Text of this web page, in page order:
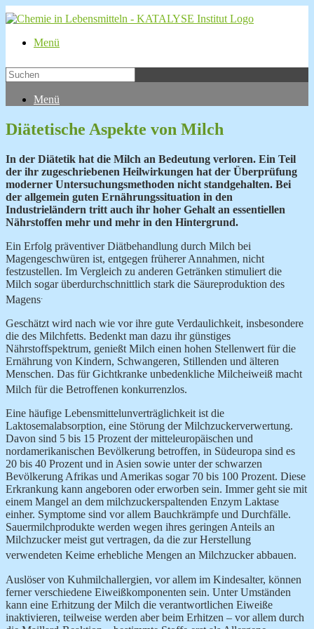
Menü
Menü
Diätetische Aspekte von Milch
In der Diätetik hat die Milch an Bedeutung verloren. Ein Teil
der ihr zugeschriebenen Heilwirkungen hat der Überprüfung
moderner Untersuchungsmethoden nicht standgehalten. Bei
der allgemein guten Ernährungssituation in den
Industrieländern tritt auch ihr hoher Gehalt an essentiellen
Nährstoffen mehr und mehr in den Hintergrund.
Ein Erfolg präventiver Diätbehandlung durch Milch bei
Magengeschwüren ist, entgegen früherer Annahmen, nicht
festzustellen. Im Vergleich zu anderen Getränken stimuliert die
Milch sogar überdurchschnittlich stark die Säureproduktion des
Magens
Geschätzt wird nach wie vor ihre gute Verdaulichkeit, insbesondere
die des Milchfetts. Bedenkt man dazu ihr günstiges
Nährstoffspektrum, genießt Milch einen hohen Stellenwert für die
Ernährung von Kindern, Schwangeren, Stillenden und älteren
Menschen. Das für Gichtkranke unbedenkliche Milcheiweiß macht
Milch für die Betroffenen konkurrenzlos.
Eine häufige Lebensmittelunverträglichkeit ist die
Laktosemalabsorption, eine Störung der Milchzuckerverwertung.
Davon sind 5 bis 15 Prozent der mitteleuropäischen und
nordamerikanischen Bevölkerung betroffen, in Südeuropa sind es
20 bis 40 Prozent und in Asien sowie unter der schwarzen
Bevölkerung Afrikas und Amerikas sogar 70 bis 100 Prozent. Diese
Erkrankung kann angeboren oder erworben sein. Immer geht sie mit
einem Mangel an dem milchzuckerspaltenden Enzym Laktase
einher. Symptome sind vor allem Bauchkrämpfe und Durchfälle.
Sauermilchprodukte werden wegen ihres geringen Anteils an
Milchzucker meist gut vertragen, da die zur Herstellung
verwendeten Keime erhebliche Mengen an Milchzucker abbauen.
Auslöser von Kuhmilchallergien, vor allem im Kindesalter, können
ferner verschiedene Eiweißkomponenten sein. Unter Umständen
kann eine Erhitzung der Milch die verantwortlichen Eiweiße
inaktivieren, teilweise werden aber beim Erhitzen – vor allem durch